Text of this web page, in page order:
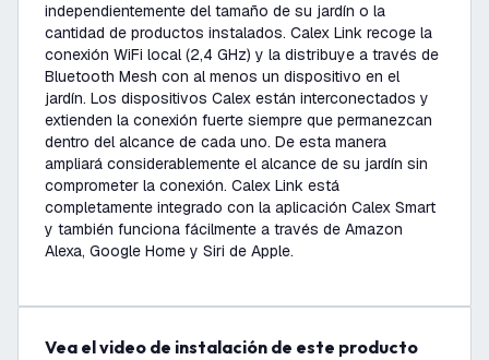
independientemente del tamaño de su jardín o la
cantidad de productos instalados. Calex Link recoge la
conexión WiFi local (2,4 GHz) y la distribuye a través de
Bluetooth Mesh con al menos un dispositivo en el
jardín. Los dispositivos Calex están interconectados y
extienden la conexión fuerte siempre que permanezcan
dentro del alcance de cada uno. De esta manera
ampliará considerablemente el alcance de su jardín sin
comprometer la conexión. Calex Link está
completamente integrado con la aplicación Calex Smart
y también funciona fácilmente a través de Amazon
Alexa, Google Home y Siri de Apple.
Vea el video de instalación de este producto